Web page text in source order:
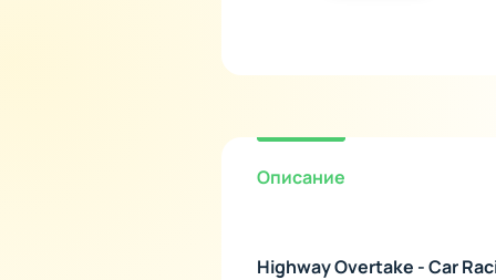
Описание
Highway Overtake - Car